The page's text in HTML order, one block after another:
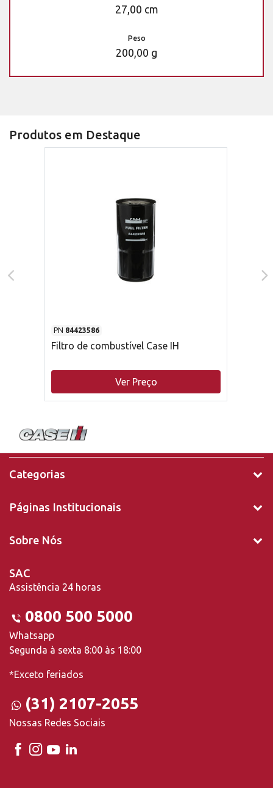
27,00 cm
Peso
200,00 g
Produtos em Destaque
PN 84423586
Filtro de combustível Case IH
Ver Preço
Categorias
Páginas Institucionais
Sobre Nós
SAC
Assistência 24 horas
0800 500 5000
Whatsapp
Segunda à sexta 8:00 às 18:00
*Exceto feriados
(31) 2107-2055
Nossas Redes Sociais